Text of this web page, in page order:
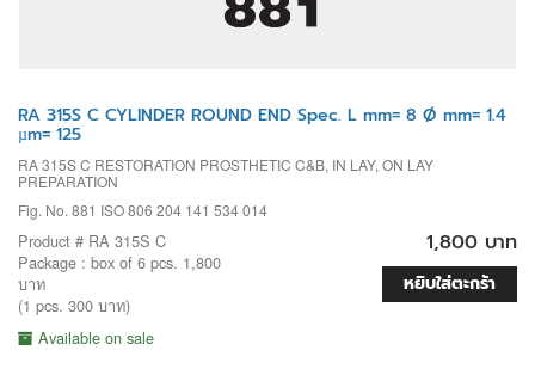
RA 315S C CYLINDER ROUND END Spec. L mm= 8 Ø mm= 1.4
µm= 125
RA 315S C RESTORATION PROSTHETIC C&B, IN LAY, ON LAY
PREPARATION
Fig. No. 881 ISO 806 204 141 534 014
Product # RA 315S C
Package : box of 6 pcs. 1,800
บาท
(1 pcs. 300 บาท)
Available on sale
1,800 บาท
หยิบใส่ตะกร้า